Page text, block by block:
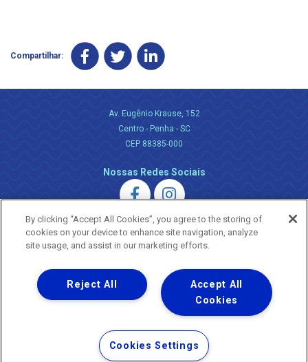
Compartilhar:
Av. Eugênio Krause, 152
Centro - Penha - SC
CEP 88385-000
Nossas Redes Sociais
Uma empresa
Copyright ® 2026 - Todos os Direitos Reservados.
Nossa natureza movimenta a vida
Política de Privacidade e Proteção de Dados
By clicking “Accept All Cookies”, you agree to the storing of
cookies on your device to enhance site navigation, analyze
site usage, and assist in our marketing efforts.
Accept All
Cookies
Reject All
Cookies Settings